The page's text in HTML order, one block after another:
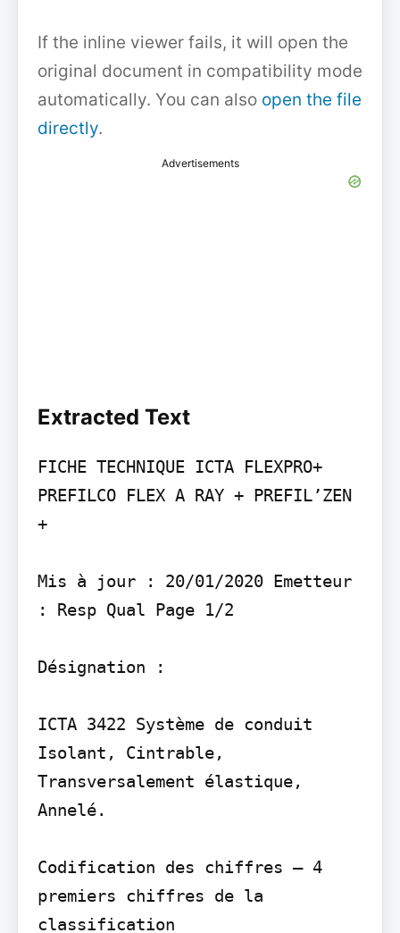
If the inline viewer fails, it will open the
original document in compatibility mode
automatically. You can also open the file
directly.
Advertisements
Extracted Text
FICHE TECHNIQUE ICTA FLEXPRO+
PREFILCO FLEX A RAY + PREFIL’ZEN
+
Mis à jour : 20/01/2020 Emetteur
: Resp Qual Page 1/2
Désignation :
ICTA 3422 Système de conduit
Isolant, Cintrable,
Transversalement élastique,
Annelé.
Codification des chiffres – 4
premiers chiffres de la
classification